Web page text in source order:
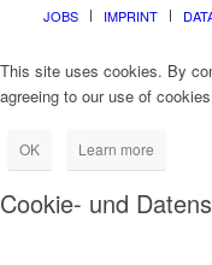
JOBS IMPRINT
This site uses cookies. By
agreeing to our use of
OK Learn more
Cookie- und